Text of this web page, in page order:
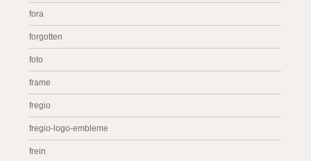
fora
forgotten
foto
frame
fregio
fregio-logo-embleme
frein